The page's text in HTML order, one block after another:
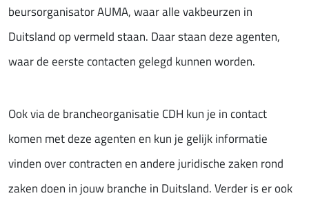
beursorganisator AUMA, waar alle vakbeurzen in
Duitsland op vermeld staan. Daar staan deze agenten,
waar de eerste contacten gelegd kunnen worden.
Ook via de brancheorganisatie CDH kun je in contact
komen met deze agenten en kun je gelijk informatie
vinden over contracten en andere juridische zaken rond
zaken doen in jouw branche in Duitsland. Verder is er ook